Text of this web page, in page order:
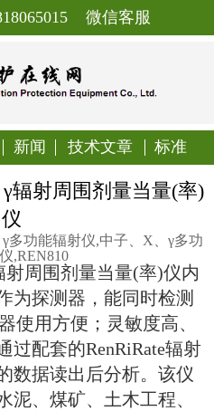
：13818065015
品介绍
、X、γ辐射周
仪
子、X、γ多功能辐射
能辐射仪,REN810
X、γ辐射周围剂